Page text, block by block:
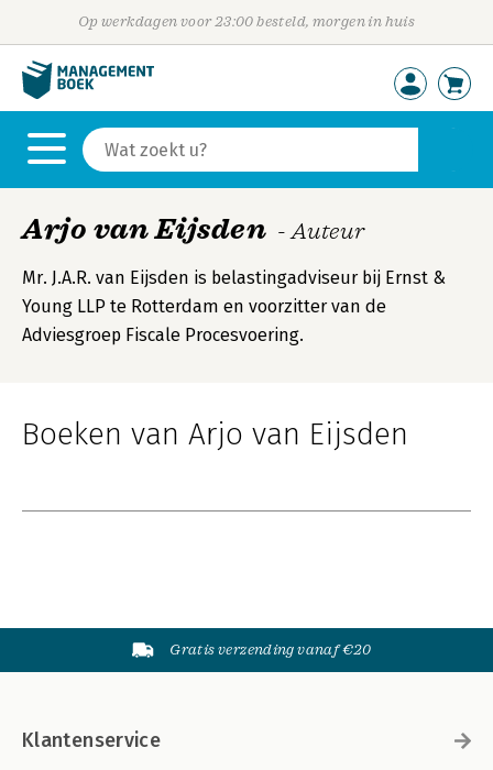
Op werkdagen voor 23:00 besteld, morgen in huis
Arjo van Eijsden - Auteur
Mr. J.A.R. van Eijsden is belastingadviseur bij Ernst &
Young LLP te Rotterdam en voorzitter van de
Adviesgroep Fiscale Procesvoering.
Boeken van Arjo van Eijsden
Gratis verzending vanaf €20
Klantenservice